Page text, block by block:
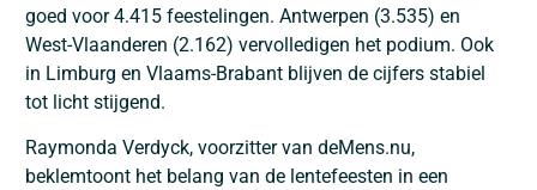
goed voor 4.415 feestelingen. Antwerpen (3.535) en
West‑Vlaanderen (2.162) vervolledigen het podium. Ook
in Limburg en Vlaams‑Brabant blijven de cijfers stabiel
tot licht stijgend.
Raymonda Verdyck, voorzitter van deMens.nu,
beklemtoont het belang van de lentefeesten in een